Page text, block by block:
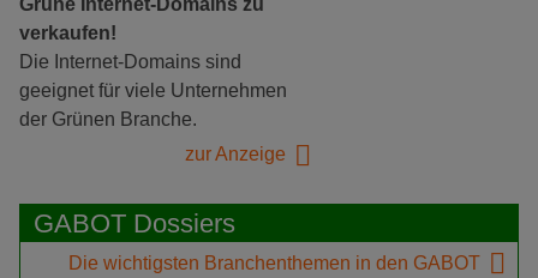
verkaufen!
Die Internet-Domains sind
geeignet für viele Unternehmen
der Grünen Branche.
zur Anzeige
GABOT Dossiers
Die wichtigsten Branchenthemen in den GABOT